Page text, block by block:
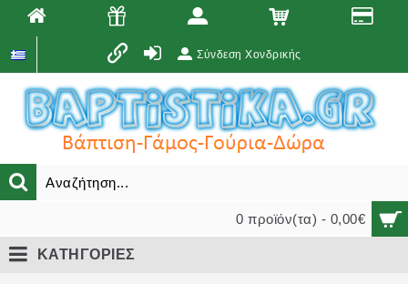
Σύνδεση Χονδρικής
0 προϊόν(τα) - 0,00€
ΚΑΤΗΓΟΡΙΕΣ